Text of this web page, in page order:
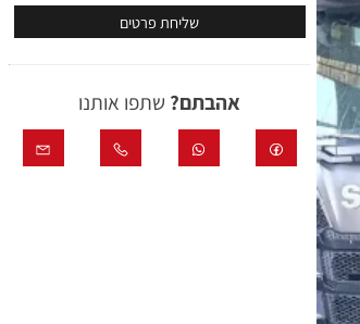
אהבתם? שתפו אותנו